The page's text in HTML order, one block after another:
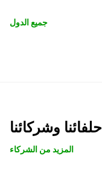
جميع الدول
حلفائنا وشركائنا
المزيد من الشركاء